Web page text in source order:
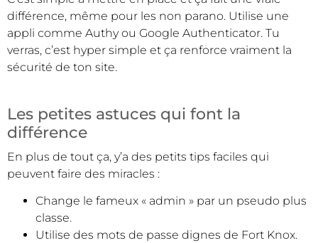
différence, même pour les non parano. Utilise une
appli comme Authy ou Google Authenticator. Tu
verras, c’est hyper simple et ça renforce vraiment la
sécurité de ton site.
Les petites astuces qui font la
différence
En plus de tout ça, y’a des petits tips faciles qui
peuvent faire des miracles :
Change le fameux « admin » par un pseudo plus
classe.
Utilise des mots de passe dignes de Fort Knox.